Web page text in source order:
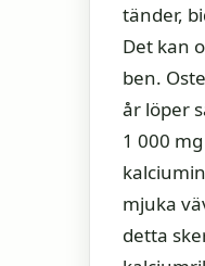
tänder,
Det kan
ben.
år löper
1 000
mjuka
detta